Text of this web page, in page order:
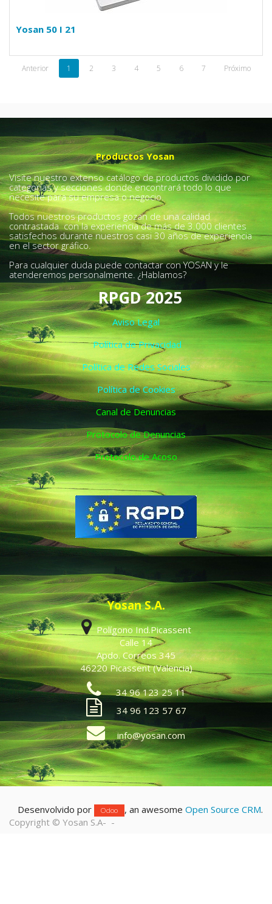
Yosan 50 I 21
Anterior 1 2 3 4 5 6 7 Próximo
Productos Yosan
Visite nuestro extenso catálogo de productos dividido por
categorías y secciones donde encontrará todo lo que
necesite para su empresa o negocio.
Todos nuestros productos gozan de una calidad
contrastada con la experiencia de más de 3.000 clientes
satisfechos durante nuestros casi 30 años de experiencia
en el sector gráfico.
Para cualquier duda puede contactar con YOSAN y le
atenderemos personalmente. ¿Hablamos?
RPGD 2025
Aviso Legal
Política de Privacidad
Política de Redes Sociales
Política de Cookies
Canal de Denuncias
Protocolo de Denuncias
Protocolo de Acoso
Yosan S.A.
Polígono Ind.Picassent
Calle 14
Apdo. Correos 345
46220 Picassent (Valencia)
34 96 123 25 11
34 96 123 57 67
info@yosan.com
Desenvolvido por Odoo , an awesome Open Source CRM.
Copyright © Yosan S.A- -